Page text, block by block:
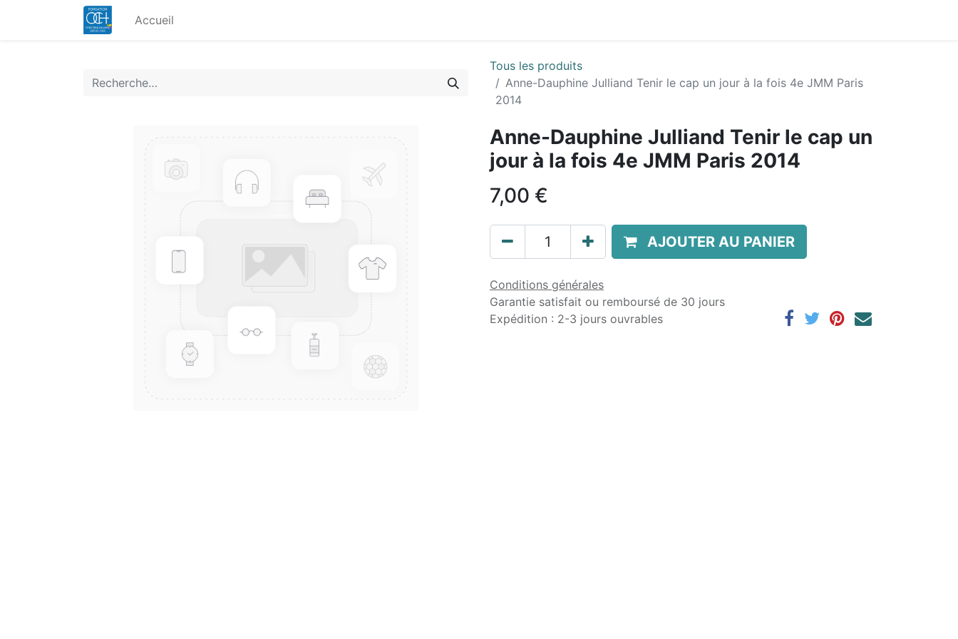
Accueil
Tous les produits
Anne-Dauphine Julliand Tenir le cap un jour à la fois 4e JMM Paris
2014
Anne-Dauphine Julliand Tenir le cap un
jour à la fois 4e JMM Paris 2014
7,00 €
AJOUTER AU PANIER
Conditions générales
Garantie satisfait ou remboursé de 30 jours
Expédition : 2-3 jours ouvrables